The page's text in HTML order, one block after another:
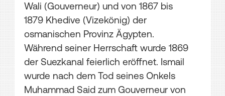
Wali (Gouverneur) und von 1867 bis
1879 Khedive (Vizekönig) der
osmanischen Provinz Ägypten.
Während seiner Herrschaft wurde 1869
der Suezkanal feierlich eröffnet. Ismail
wurde nach dem Tod seines Onkels
Muhammad Said zum Gouverneur von